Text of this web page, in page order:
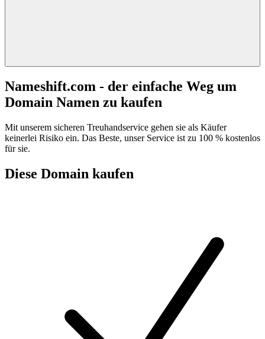
Nameshift.com - der einfache Weg um
Domain Namen zu kaufen
Mit unserem sicheren Treuhandservice gehen sie als Käufer
keinerlei Risiko ein. Das Beste, unser Service ist zu 100 % kostenlos
für sie.
Diese Domain kaufen